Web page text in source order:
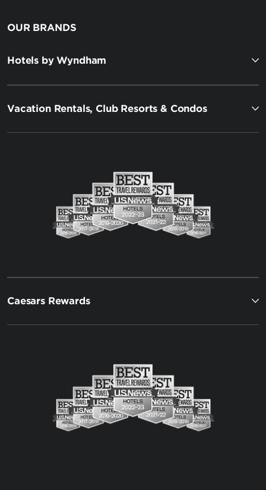
OUR BRANDS
Hotels by Wyndham
Vacation Rentals, Club Resorts & Condos
Caesars Rewards